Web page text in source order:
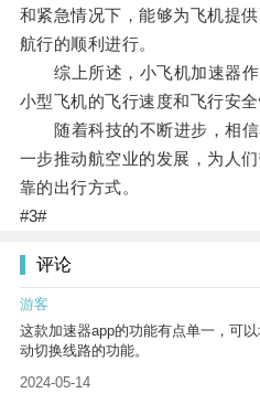
和紧急情况下，能够为飞机提
航行的顺利进行。
综上所述，小飞机加速器作
小型飞机的飞行速度和飞行安
随着科技的不断进步，相信
一步推动航空业的发展，为人
靠的出行方式。
#3#
评论
游客
这款加速器app的功能有点单一，可
动切换线路的功能。
2024-05-14